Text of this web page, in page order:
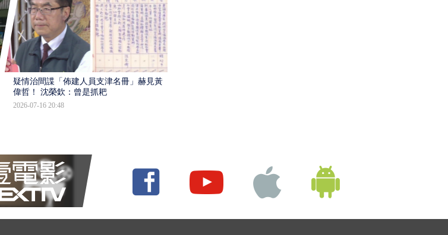
疑情治間諜「佈建人員支津名冊」赫見黃
偉哲！ 沈榮欽：曾是抓耙
2026-07-16 20:48